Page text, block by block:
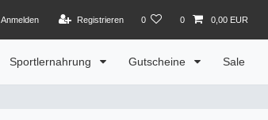
Anmelden Registrieren 0 0 0,00 EUR
Sportlernahrung Gutscheine Sale